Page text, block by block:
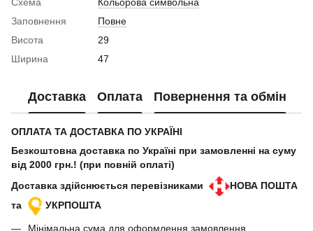
Заповнення
Повне
Висота
29
Ширина
47
Доставка Оплата Повернення та обмін
ОПЛАТА ТА ДОСТАВКА ПО УКРАЇНІ
Безкоштовна доставка по Україні при замовленні на суму
від 2000 грн.! (при повній оплаті)
Доставка здійснюється перевізниками
НОВА ПОШТА
та
УКРПОШТА
Мінімальна сума для оформлення замовлення